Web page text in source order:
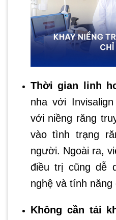
Thời gian linh
nha với
với niềng răng
vào tình trạng
người. Ngoài ra,
điều trị cũng dễ
nghệ và tính năng
Không cần tái